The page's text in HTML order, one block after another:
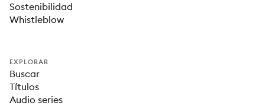
Sostenibilidad
Whistleblow
EXPLORAR
Buscar
Títulos
Audio series